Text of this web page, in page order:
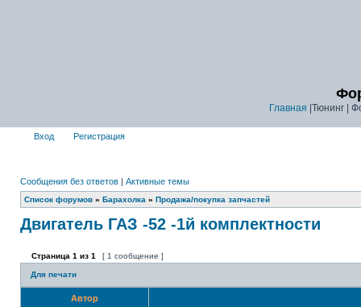
Главная |Тюнинг |
Вход Регистрация
Сообщения без ответов | Активные темы
Список форумов » Барахолка » Продажа/покупка запчастей
Двигатель ГАЗ -52 -1й комплектности
Страница 1 из 1 [ 1 сообщение ]
Для печати
Автор